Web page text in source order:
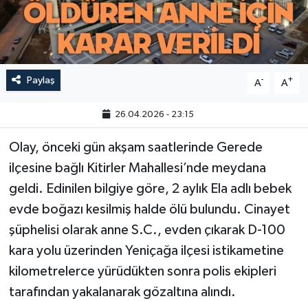
Paylaş A- A+
26.04.2026 - 23:15
Olay, önceki gün akşam saatlerinde Gerede
ilçesine bağlı Kitirler Mahallesi’nde meydana
geldi. Edinilen bilgiye göre, 2 aylık Ela adlı bebek
evde boğazı kesilmiş halde ölü bulundu. Cinayet
şüphelisi olarak anne S.C., evden çıkarak D-100
kara yolu üzerinden Yeniçağa ilçesi istikametine
kilometrelerce yürüdükten sonra polis ekipleri
tarafından yakalanarak gözaltına alındı.